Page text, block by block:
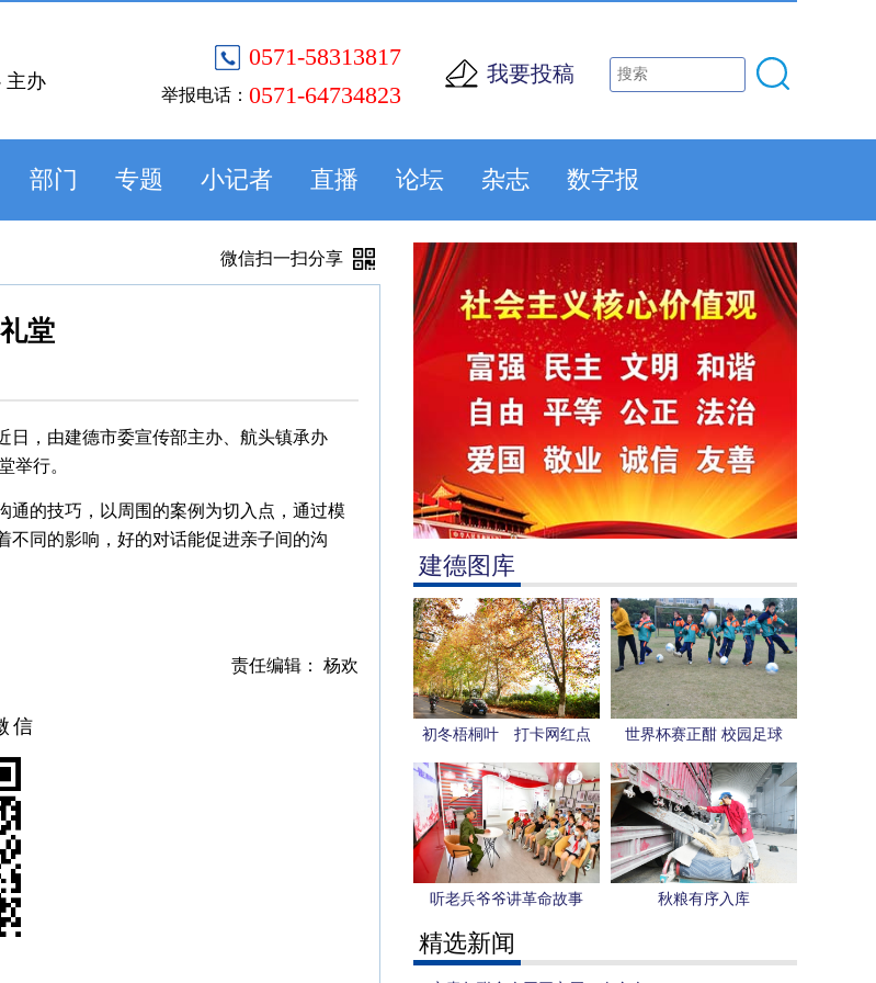
0571-58313817
举报电话： 0571-64734823
我要投稿
主办
部门 专题 小记者 直播 论坛 杂志 数字报
建德图库
初冬梧桐叶 打卡网红点
世界杯赛正酣 校园足球
更“热”
听老兵爷爷讲革命故事 秋粮有序入库
精选新闻
微信扫一扫分享
堂
日，由建德市委宣传部主办、航头镇承办
举行。
通的技巧，以周围的案例为切入点，通过模
不同的影响，好的对话能促进亲子间的沟
责任编辑： 杨欢
信